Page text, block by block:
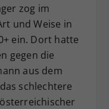
zog im
und Weise in
ein. Dort hatte
gegen die
aus dem
schlechtere